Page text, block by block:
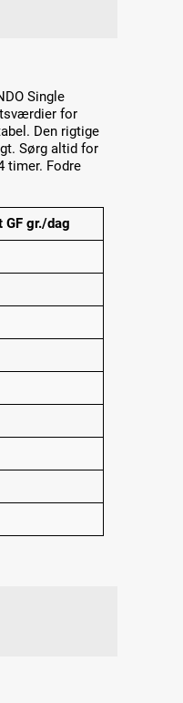
Single
for
Den rigtige
Sørg altid for
timer. Fodre
GF gr./dag